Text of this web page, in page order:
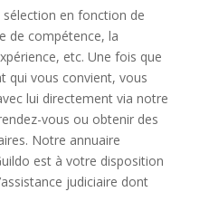
en fonction de
de compétence, la
etc. Une fois que
qui vous convient, vous
lui directement via notre
vous ou obtenir des
Notre annuaire
est à votre disposition
judiciaire dont